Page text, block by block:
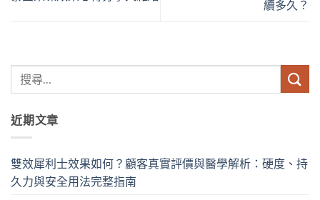
續多久？
近期文章
雙效犀利士效果如何？顧客真實評價與醫學解析：硬度、持
久力與安全用法完整指南